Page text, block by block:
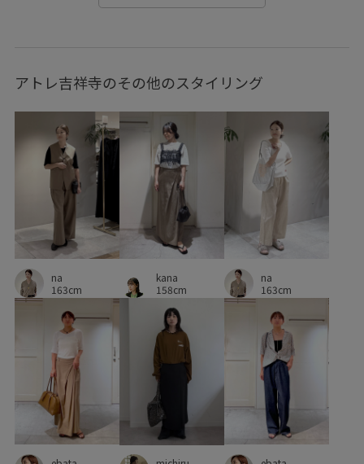
Wpickup_items きちんと感
アクセサリー オケージョン カジュアル
ゴム仕様 サイズ調整 シルク シンプル
ジャケット ジャケット合わせ スエード
スタイルアップ スッキリ
ストレスフリー スポーツ スリップ セットアップ
タンブラー ツイル生地 ニット
フェミニン フォーマル ミニマル
リュック ワイドシルエット 上品
別注アイテム 別注コラボバッグ
卒業式入学式 幅広 快適なはき心地
抜け感 日本製 発色が良い 着心地が良い 落ち感
薄手 防臭加工
アトレ吉祥寺のその他のスタイリング
na
163cm
kana
158cm
na
163cm